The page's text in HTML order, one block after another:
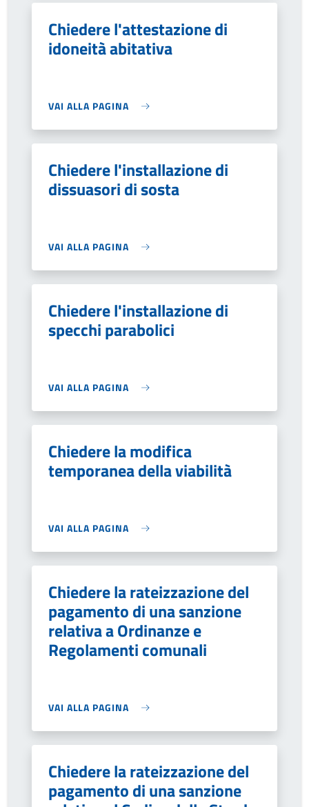
Chiedere l'attestazione di
idoneità abitativa
VAI ALLA PAGINA
Chiedere l'installazione di
dissuasori di sosta
VAI ALLA PAGINA
Chiedere l'installazione di
specchi parabolici
VAI ALLA PAGINA
Chiedere la modifica
temporanea della viabilità
VAI ALLA PAGINA
Chiedere la rateizzazione del
pagamento di una sanzione
relativa a Ordinanze e
Regolamenti comunali
VAI ALLA PAGINA
Chiedere la rateizzazione del
pagamento di una sanzione